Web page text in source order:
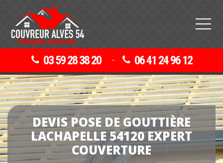
03 59 28 38 20 - 06 41 24 96 12
DEVIS POSE DE GOUTTIÈRE
LACHAPELLE 54120 EXPERT
COUVERTURE